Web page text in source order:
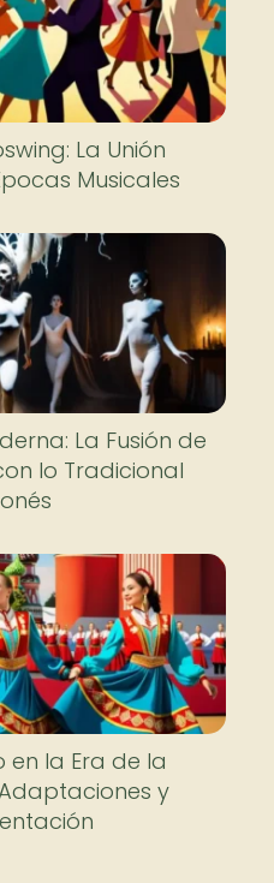
La Unión
Musicales
La Fusión de
lo Tradicional
en la Era de la
y